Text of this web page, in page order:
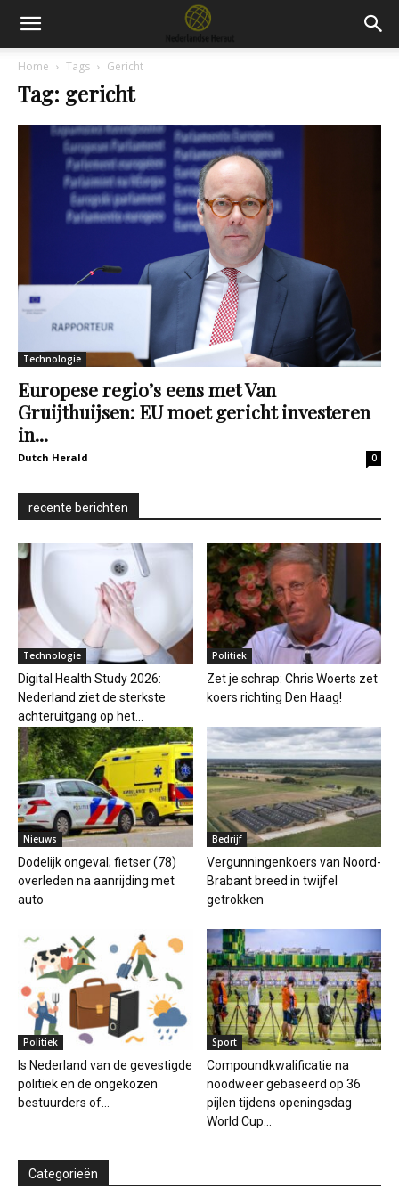
Home Tags Gericht
Tag: gericht
Technologie
Europese regio’s eens met Van
Gruijthuijsen: EU moet gericht investeren
in...
Dutch Herald 0
recente berichten
Technologie
Digital Health Study 2026:
Nederland ziet de sterkste
achteruitgang op het...
Politiek
Zet je schrap: Chris Woerts zet
koers richting Den Haag!
Nieuws
Dodelijk ongeval; fietser (78)
overleden na aanrijding met
auto
Bedrijf
Vergunningenkoers van Noord-
Brabant breed in twijfel
getrokken
Politiek
Is Nederland van de gevestigde
politiek en de ongekozen
bestuurders of...
Sport
Compoundkwalificatie na
noodweer gebaseerd op 36
pijlen tijdens openingsdag
World Cup...
Categorieën